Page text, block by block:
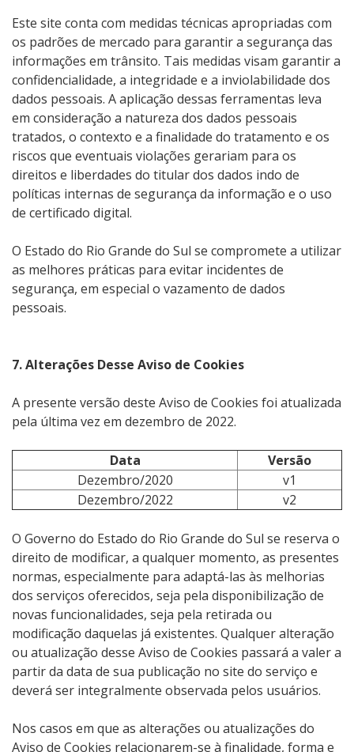
Este site conta com medidas técnicas apropriadas com
os padrões de mercado para garantir a segurança das
informações em trânsito. Tais medidas visam garantir a
confidencialidade, a integridade e a inviolabilidade dos
dados pessoais. A aplicação dessas ferramentas leva
em consideração a natureza dos dados pessoais
tratados, o contexto e a finalidade do tratamento e os
riscos que eventuais violações gerariam para os
direitos e liberdades do titular dos dados indo de
políticas internas de segurança da informação e o uso
de certificado digital.
O Estado do Rio Grande do Sul se compromete a utilizar
as melhores práticas para evitar incidentes de
segurança, em especial o vazamento de dados
pessoais.
7. Alterações Desse Aviso de Cookies
A presente versão deste Aviso de Cookies foi atualizada
pela última vez em dezembro de 2022.
Data
Versão
Dezembro/2020
v1
Dezembro/2022
v2
O Governo do Estado do Rio Grande do Sul se reserva o
direito de modificar, a qualquer momento, as presentes
normas, especialmente para adaptá-las às melhorias
dos serviços oferecidos, seja pela disponibilização de
novas funcionalidades, seja pela retirada ou
modificação daquelas já existentes. Qualquer alteração
ou atualização desse Aviso de Cookies passará a valer a
partir da data de sua publicação no site do serviço e
deverá ser integralmente observada pelos usuários.
Nos casos em que as alterações ou atualizações do
Aviso de Cookies relacionarem-se à finalidade, forma e